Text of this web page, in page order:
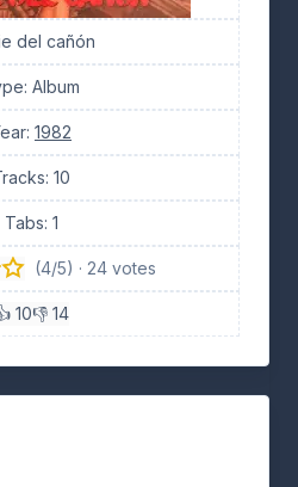
del cañón
Album
1982
10
Tabs: 1
(4/5) · 24 votes
10👎 14